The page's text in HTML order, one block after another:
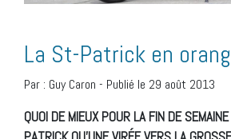
La St-Patrick en
Par : Guy Caron - Publié le 29 août 2013
QUOI DE MIEUX POUR LA FIN DE